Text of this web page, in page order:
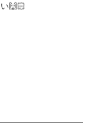
🙌🏻